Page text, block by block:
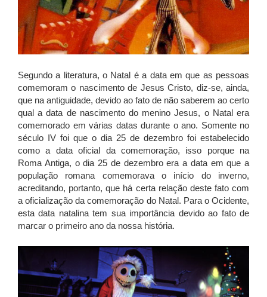
Segundo a literatura, o Natal é a data em que as pessoas
comemoram o nascimento de Jesus Cristo, diz-se, ainda,
que na antiguidade, devido ao fato de não saberem ao certo
qual a data de nascimento do menino Jesus, o Natal era
comemorado em várias datas durante o ano. Somente no
século IV foi que o dia 25 de dezembro foi estabelecido
como a data oficial da comemoração, isso porque na
Roma Antiga, o dia 25 de dezembro era a data em que a
população romana comemorava o início do inverno,
acreditando, portanto, que há certa relação deste fato com
a oficialização da comemoração do Natal. Para o Ocidente,
esta data natalina tem sua importância devido ao fato de
marcar o primeiro ano da nossa história.